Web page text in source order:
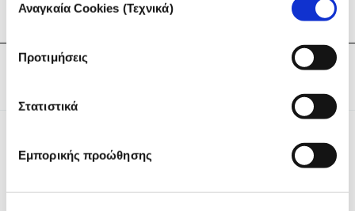
συγκατάθεσης
Αναγκαία Cookies (Τεχνικά)
Προτιμήσεις
Στατιστικά
Εμπορικής προώθησης
Tags: Δημοσιογραφία